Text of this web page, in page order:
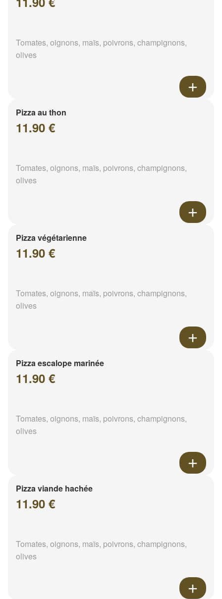
Tomates, oignons, maïs, poivrons, champignons,
olives
Pizza au thon
11.90 €
Tomates, oignons, maïs, poivrons, champignons,
olives
Pizza végétarienne
11.90 €
Tomates, oignons, maïs, poivrons, champignons,
olives
Pizza escalope marinée
11.90 €
Tomates, oignons, maïs, poivrons, champignons,
olives
Pizza viande hachée
11.90 €
Tomates, oignons, maïs, poivrons, champignons,
olives